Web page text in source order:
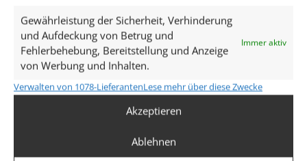
Gewährleistung der Sicherheit, Verhinderung
und Aufdeckung von Betrug und
Fehlerbehebung, Bereitstellung und Anzeige
von Werbung und Inhalten.
Immer aktiv
Verwalten von 1078-LieferantenLese mehr über diese Zwecke
Akzeptieren
Ablehnen
AC 230V
Leistung (W)
9W
Glühbirnenersatz
Mehr anzeigen